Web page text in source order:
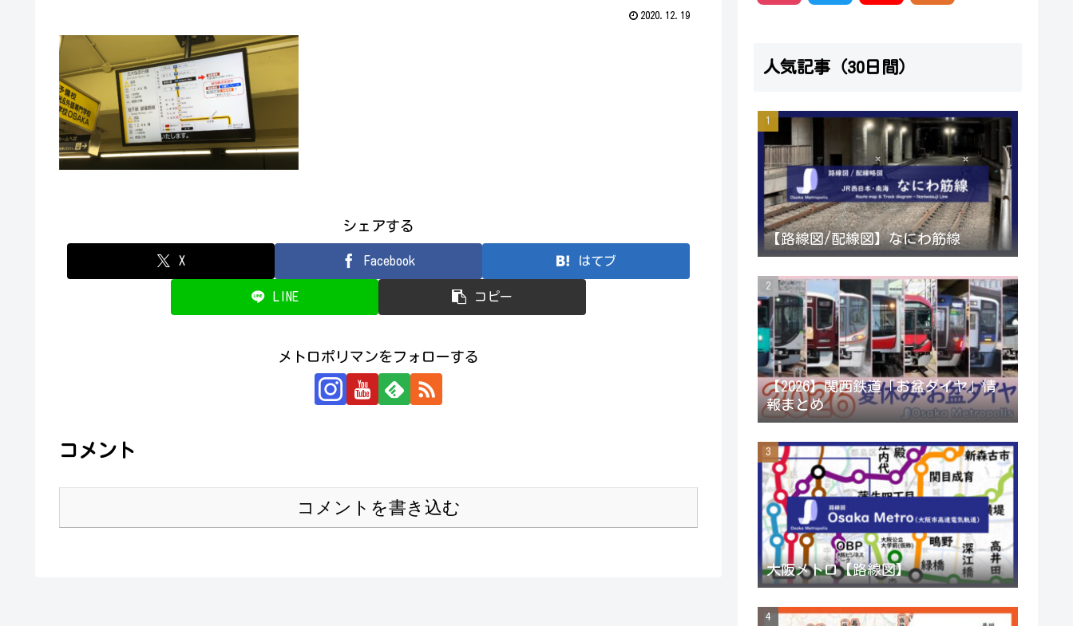
2020.12.19
シェアする
X Facebook はてブ
LINE コピー
メトロポリマンをフォローする
コメント
コメントを書き込む
s
t
a
g
r
a
m
i
t
e
r
u
T
u
b
e
C
h
a
n
e
l
d
人気記事（30日間）
【路線図/配線図】なにわ筋線
【2026】関西鉄道「お盆ダイヤ」情
報まとめ
大阪メトロ【路線図】